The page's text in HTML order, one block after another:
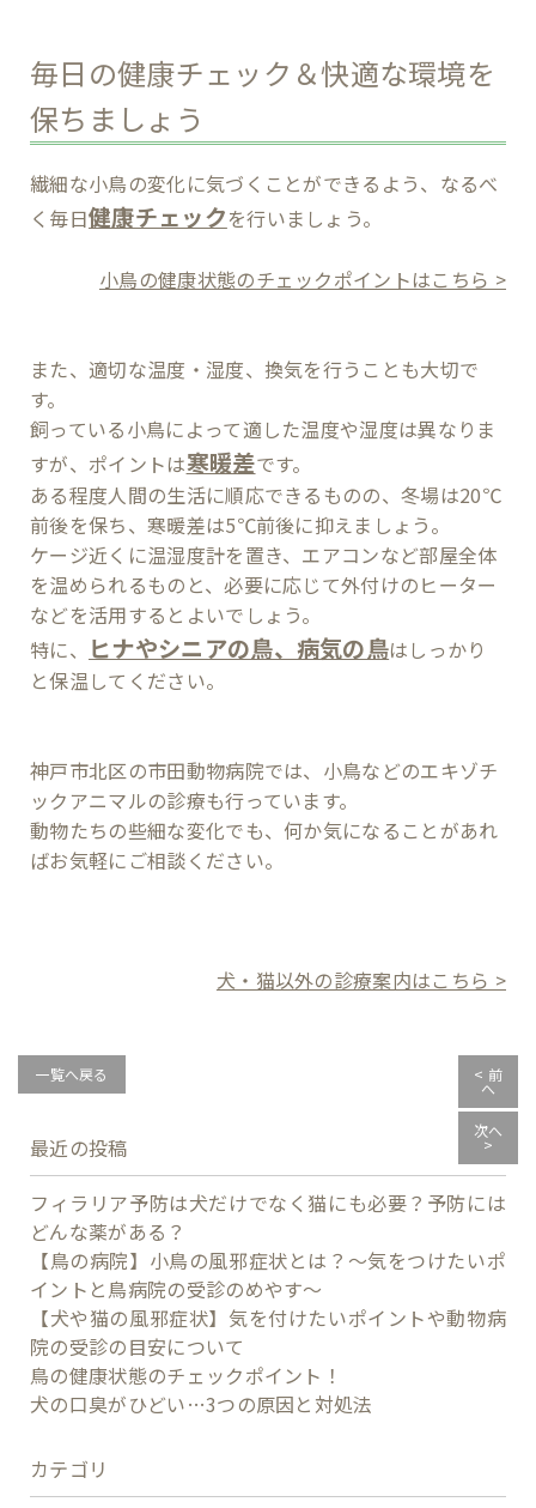
毎日の健康チェック＆快適な環境を
保ちましょう
繊細な小鳥の変化に気づくことができるよう、なるべ
く毎日健康チェックを行いましょう。
小鳥の健康状態のチェックポイントはこちら >
また、適切な温度・湿度、換気を行うことも大切で
す。
飼っている小鳥によって適した温度や湿度は異なりま
すが、ポイントは寒暖差です。
ある程度人間の生活に順応できるものの、冬場は20℃
前後を保ち、寒暖差は5℃前後に抑えましょう。
ケージ近くに温湿度計を置き、エアコンなど部屋全体
を温められるものと、必要に応じて外付けのヒーター
などを活用するとよいでしょう。
特に、 ヒナやシニアの鳥、病気の鳥はしっかり
と保温してください。
神戸市北区の市田動物病院では、小鳥などのエキゾチ
ックアニマルの診療も行っています。
動物たちの些細な変化でも、何か気になることがあれ
ばお気軽にご相談ください。
犬・猫以外の診療案内はこちら >
一覧へ戻る < 前
へ
次へ
>
最近の投稿
フィラリア予防は犬だけでなく猫にも必要？予防には
どんな薬がある？
【鳥の病院】小鳥の風邪症状とは？～気をつけたいポ
イントと鳥病院の受診のめやす～
【犬や猫の風邪症状】気を付けたいポイントや動物病
院の受診の目安について
鳥の健康状態のチェックポイント！
犬の口臭がひどい…3つの原因と対処法
カテゴリ